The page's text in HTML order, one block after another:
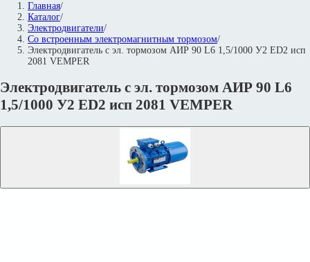
Главная/
Каталог/
Электродвигатели/
Со встроенным электромагнитным тормозом/
Электродвигатель с эл. тормозом АИР 90 L6 1,5/1000 У2 ED2 исп
2081 VEMPER
Электродвигатель с эл. тормозом АИР 90 L6
1,5/1000 У2 ED2 исп 2081 VEMPER